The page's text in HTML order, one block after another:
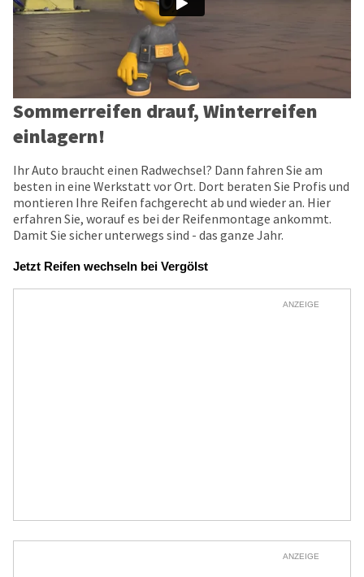
Sommerreifen drauf, Winterreifen
einlagern!
Ihr Auto braucht einen Radwechsel? Dann fahren Sie am
besten in eine Werkstatt vor Ort. Dort beraten Sie Profis und
montieren Ihre Reifen fachgerecht ab und wieder an. Hier
erfahren Sie, worauf es bei der Reifenmontage ankommt.
Damit Sie sicher unterwegs sind - das ganze Jahr.
Jetzt Reifen wechseln bei Vergölst
ANZEIGE
ANZEIGE